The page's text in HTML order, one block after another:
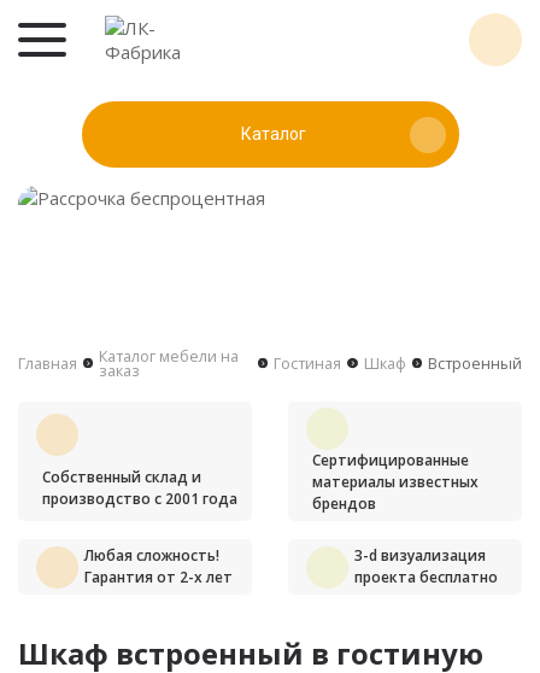
Каталог
Главная Каталог мебели на
заказ Гостиная Шкаф Встроенный
Собственный склад и
производство с 2001 года
Сертифицированные
материалы известных
брендов
Любая сложность!
Гарантия от 2-х лет
3-d визуализация
проекта бесплатно
Шкаф встроенный в гостиную